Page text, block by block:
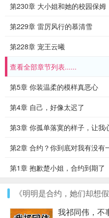
第230章 大小姐和她的校园保姆
第229章 雷厉风行的慕清雪
第228章 宠王云曦
查看全部章节列表......
第5章 你装温柔的模样真恶心
第4章 自己，好像太迟了
第3章 你孤单落寞的样子，让我
第2章 合约？你到底对我有没有
第1章 抱歉楚小姐，合约到期了
《明明是合约，她们却想
我祁同伟，不